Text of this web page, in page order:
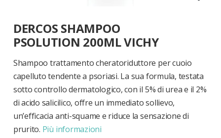
all'inizio
della
galleria
di
immagini
DERCOS SHAMPOO
PSOLUTION 200ML VICHY
Shampoo trattamento cheratoriduttore per cuoio
capelluto tendente a psoriasi. La sua formula, testata
sotto controllo dermatologico, con il 5% di urea e il 2%
di acido salicilico, offre un immediato sollievo,
un’efficacia anti-squame e riduce la sensazione di
prurito. Più informazioni